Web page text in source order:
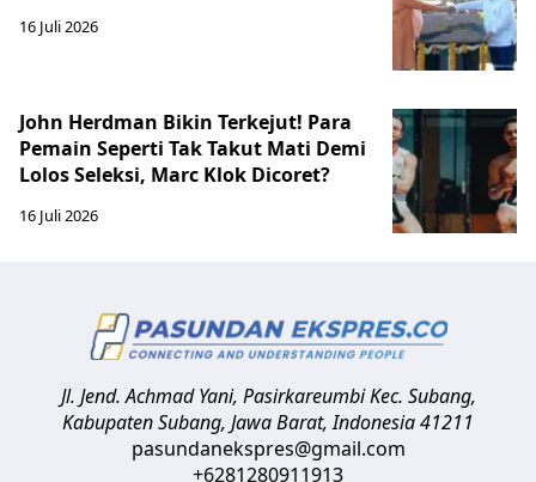
16 Juli 2026
John Herdman Bikin Terkejut! Para
Pemain Seperti Tak Takut Mati Demi
Lolos Seleksi, Marc Klok Dicoret?
16 Juli 2026
Jl. Jend. Achmad Yani, Pasirkareumbi Kec. Subang,
Kabupaten Subang, Jawa Barat,Indonesia41211
pasundanekspres@gmail.com
+6281280911913